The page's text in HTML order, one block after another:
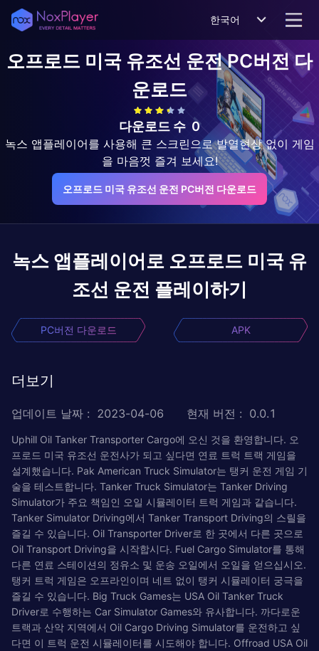
한국어
오프로드 미국 유조선 운전PC버전 다
운로드
다운로드 수 0
녹스 앱플레이어를 사용해 큰 스크린으로 발열현상 없이 게임
을 마음껏 즐겨 보세요!
오프로드 미국 유조선 운전 PC버전 다운로드
녹스 앱플레이어로 오프로드 미국 유
조선 운전 플레이하기
PC버전 다운로드 APK
더보기
업데이트 날짜 : 2023-04-06 현재 버전 : 0.0.1
Uphill Oil Tanker Transporter Cargo에 오신 것을 환영합니다. 오
프로드 미국 유조선 운전사가 되고 싶다면 연료 트럭 트랙 게임을
설계했습니다. Pak American Truck Simulator는 탱커 운전 게임 기
술을 테스트합니다. Tanker Truck Simulator는 Tanker Driving
Simulator가 주요 책임인 오일 시뮬레이터 트럭 게임과 같습니다.
Tanker Simulator Driving에서 Tanker Transport Driving의 스릴을
즐길 수 있습니다. Oil Transporter Driver로 한 곳에서 다른 곳으로
Oil Transport Driving을 시작합시다. Fuel Cargo Simulator를 통해
다른 연료 스테이션의 정유소 및 운송 오일에서 오일을 얻으십시오.
탱커 트럭 게임은 오프라인이며 네트 없이 탱커 시뮬레이터 궁극을
즐길 수 있습니다. Big Truck Games는 USA Oil Tanker Truck
Driver로 수행하는 Car Simulator Games와 유사합니다. 까다로운
트랙과 산악 지역에서 Oil Cargo Driving Simulator를 운전하고 싶
다면 이 트럭 운전 시뮬레이터를 시도해야 합니다. Offroad USA Oil